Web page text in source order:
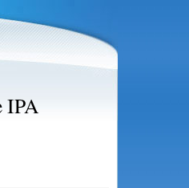
IPA